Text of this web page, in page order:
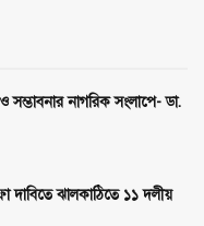
নাগরিক সংলাপে- ডা.
দাবিতে ঝালকাঠিতে ১১ দলীয়